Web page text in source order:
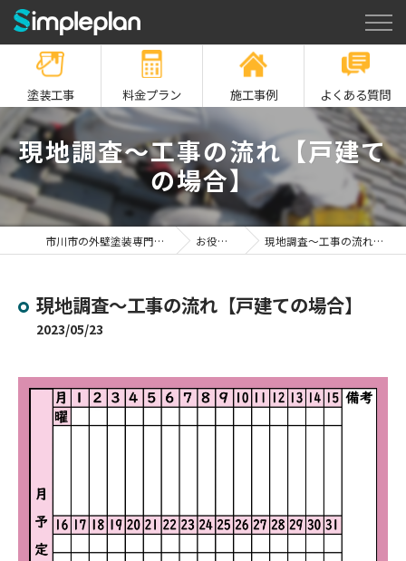
塗装工事 料金プラン 施工事例 よくある質問
現地調査～工事の流れ【戸建て
の場合】
市川市の外壁塗装専門店シンプルプラン お役立ち情報 現地調査～工事の流れ【戸建ての場合】
現地調査～工事の流れ【戸建ての場合】
2023/05/23